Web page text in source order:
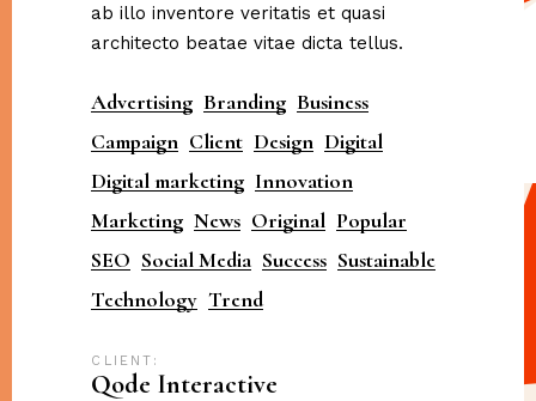
ab illo inventore veritatis et quasi
architecto beatae vitae dicta tellus.
Advertising Branding Business
Campaign Client Design Digital
Digital marketing Innovation
Marketing News Original Popular
SEO Social Media Success Sustainable
Technology Trend
CLIENT:
Qode Interactive